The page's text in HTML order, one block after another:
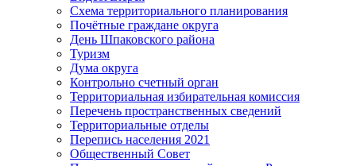
Схема территориального планирования
Почётные граждане округа
День Шпаковского района
Туризм
Дума округа
Контрольно счетный орган
Территориальная избирательная комиссия
Перечень пространственных сведений
Территориальные отделы
Перепись населения 2021
Общественный Совет